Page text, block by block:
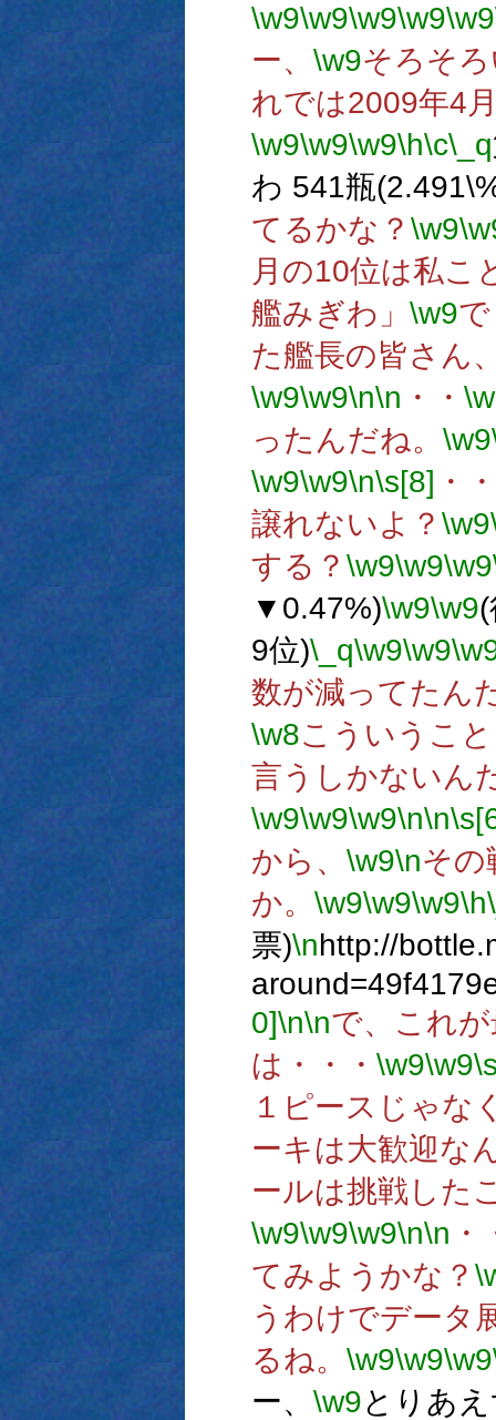
\w9\w9\w9\w9\w9
ー、 \w9そろそ
れでは2009年4
\w9\w9\w9\h\c\_q
わ 541瓶
てるかな？ \w9
月の10位は私こ
艦みぎわ」 \w9
た艦長の皆さん
\w9\w9\n\n ・・
ったんだね。 \w9
\w9\w9\n\s[8] ・
譲れないよ？ \w9
する？ \w9\w9\w9
▼0.47%)\w9\w9
9位)\_q\w9\w9
数が減ってたん
\w8こういうこ
言うしかないん
\w9\w9\w9\n\n
から、 \w9\nその
か。 \w9\w9\w9\h
票)\nhttp://
0]\n\nで、これ
は・・・ \w9\w9
１ピースじゃな
ーキは大歓迎な
ールは挑戦した
\w9\w9\w9\n\n ・
てみようかな？
うわけでデータ
るね。 \w9\w9\w9
ー、 \w9とりあ